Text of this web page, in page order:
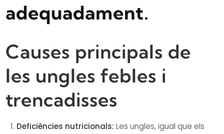
adequadament.
Causes principals de
les ungles febles i
trencadisses
Deficiències nutricionals: Les ungles, igual que els